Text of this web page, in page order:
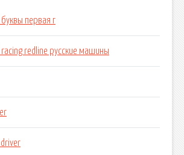
первая г
redline русские машины